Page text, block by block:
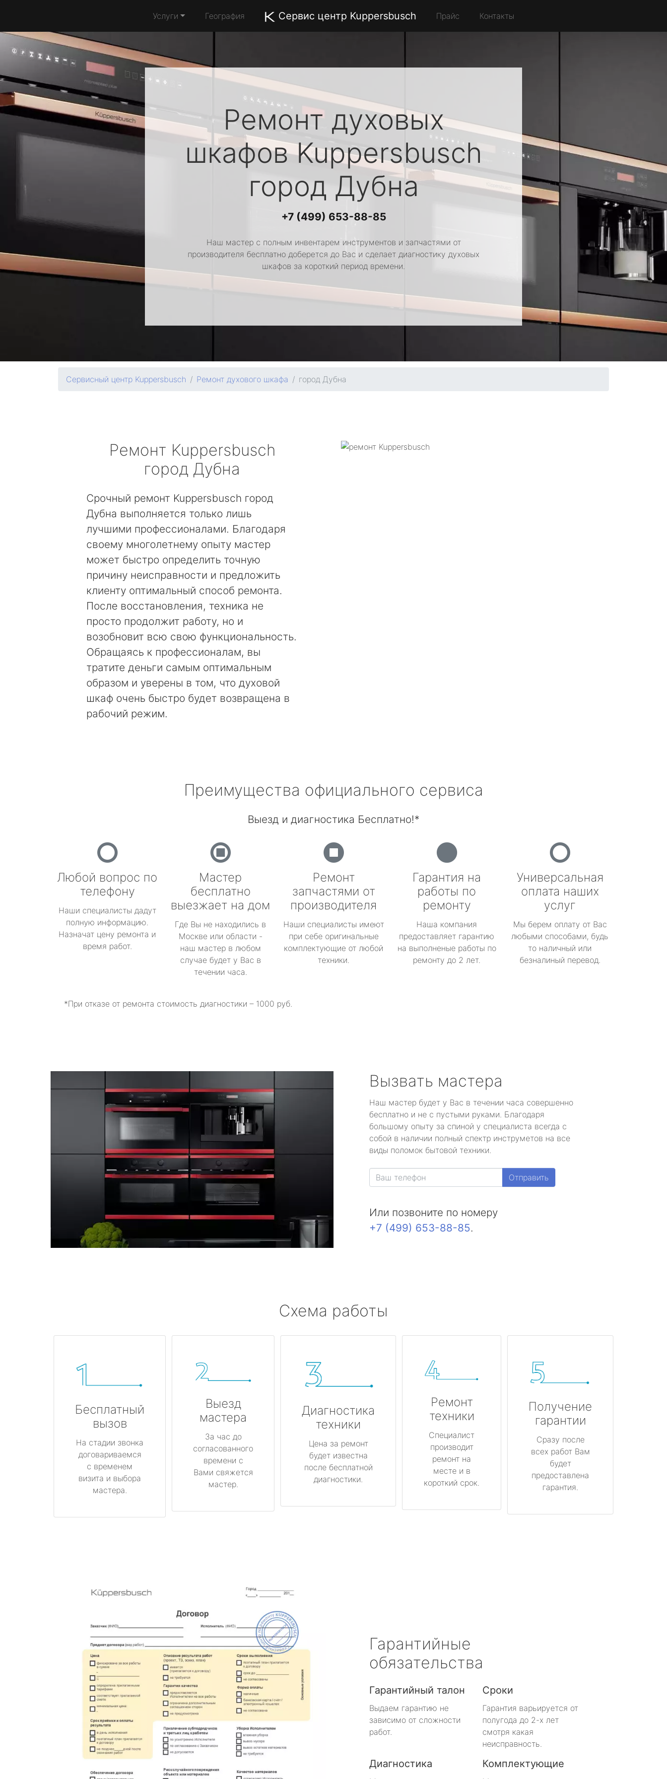
Услуги География Сервис центр Kuppersbusch Прайс Контакты
Ремонт духовых
шкафовKuppersbusch
город Дубна
+7 (499) 653-88-85
Наш мастер с полным инвентарем инструментов и запчастями от
производителя бесплатно доберется до Вас и сделает диагностику духовых
шкафов за короткий период времени.
Сервисный центр Kuppersbusch Ремонт духового шкафа город Дубна
Ремонт Kuppersbusch
город Дубна
Срочный ремонт Kuppersbusch город
Дубна выполняется только лишь
лучшими профессионалами. Благодаря
своему многолетнему опыту мастер
может быстро определить точную
причину неисправности и предложить
клиенту оптимальный способ ремонта.
После восстановления, техника не
просто продолжит работу, но и
возобновит всю свою функциональность.
Обращаясь к профессионалам, вы
тратите деньги самым оптимальным
образом и уверены в том, что духовой
шкаф очень быстро будет возвращена в
рабочий режим.
Преимущества официального сервиса
Выезд и диагностика Бесплатно!*
Любой вопрос по
телефону
Наши специалисты дадут
полную информацию.
Назначат цену ремонта и
время работ.
Мастер
бесплатно
выезжает на дом
Где Вы не находились в
Москве или области -
наш мастер в любом
случае будет у Вас в
течении часа.
Ремонт
запчастями от
производителя
Наши специалисты имеют
при себе оригинальные
комплектующие от любой
техники.
Гарантия на
работы по
ремонту
Наша компания
предоставляет гарантию
на выполненые работы по
ремонту до 2 лет.
Универсальная
оплата наших
услуг
Мы берем оплату от Вас
любыми способами, будь
то наличный или
безналиный перевод.
*При отказе от ремонта стоимость диагностики – 1000 руб.
Вызвать мастера
Наш мастер будет у Вас в течении часа совершенно
бесплатно и не с пустыми руками. Благодаря
большому опыту за спиной у специалиста всегда с
собой в наличии полный спектр инструметов на все
виды поломок бытовой техники.
Отправить
Или позвоните по номеру
+7 (499) 653-88-85.
Схема работы
Бесплатный
вызов
На стадии звонка
договариваемся
с временем
визита и выбора
мастера.
Выезд
мастера
За час до
согласованного
времени с
Вами свяжется
мастер.
Диагностика
техники
Цена за ремонт
будет известна
после бесплатной
диагностики.
Ремонт
техники
Специалист
производит
ремонт на
месте и в
короткий срок.
Получение
гарантии
Сразу после
всех работ Вам
будет
предоставлена
гарантия.
Гарантийные
обязательства
Гарантийный талон
Выдаем гарантию не
зависимо от сложности
работ.
Сроки
Гарантия варьируется от
полугода до 2-х лет
смотря какая
неисправность.
Диагностика Комплектующие